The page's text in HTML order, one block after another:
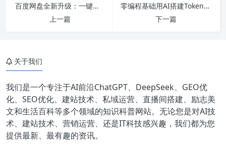
百度网盘全新升级：一键部署AI小龙虾 开箱即用
上一篇
零编程基础用AI搭建Token中转第一步
下一篇
关于我们
我们是一个专注于AI前沿ChatGPT、DeepSeek、GEO优
化、SEO优化、建站技术、私域运营、直播间搭建、励志美
文和生活百科等多个领域的知识科普网站。无论您是对AI技
术、建站技术、营销运营、还是IT科技感兴趣，我们都为您
提供最新、最有趣的资讯。